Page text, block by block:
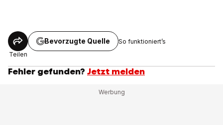
Teilen
Bevorzugte Quelle So funktioniert’s
Fehler gefunden? Jetzt melden